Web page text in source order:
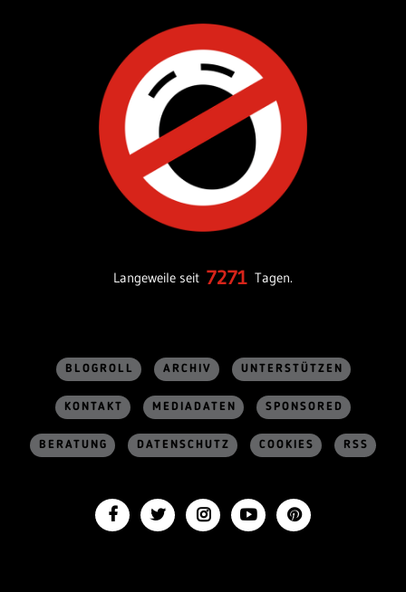
Langeweile seit 7271 Tagen.
BLOGROLL ARCHIV UNTERSTÜTZEN
KONTAKT MEDIADATEN SPONSORED
BERATUNG DATENSCHUTZ COOKIES RSS